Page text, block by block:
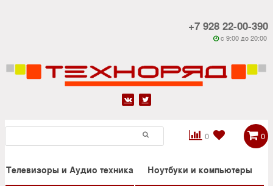
+7 928 22-00-390
 c 9:00 до 20:00
 
0

 0
Телевизоры и Аудио техника Ноутбуки и компьютеры